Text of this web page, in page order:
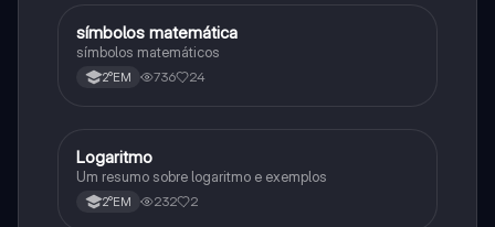
Matematica
símbolos matemática
símbolos matemáticos
2°EM 736 24
Matematica
Logaritmo
Um resumo sobre logaritmo e exemplos
2°EM 232 2